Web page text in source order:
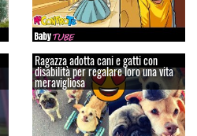
Ragazza adotta cani e gatti con
disabilità per regalare loro una vita
meravigliosa